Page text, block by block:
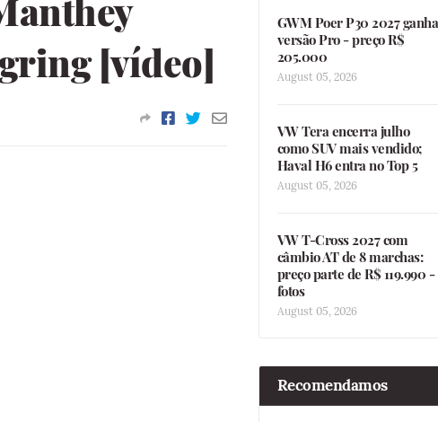
[vídeo]
GWM Poer P30 2027 ganha
versão Pro - preço R$
205.000
August 05, 2026
VW Tera encerra julho
como SUV mais vendido;
Haval H6 entra no Top 5
August 05, 2026
VW T-Cross 2027 com
câmbio AT de 8 marchas:
preço parte de R$ 119.990 -
fotos
August 05, 2026
Recomendamos